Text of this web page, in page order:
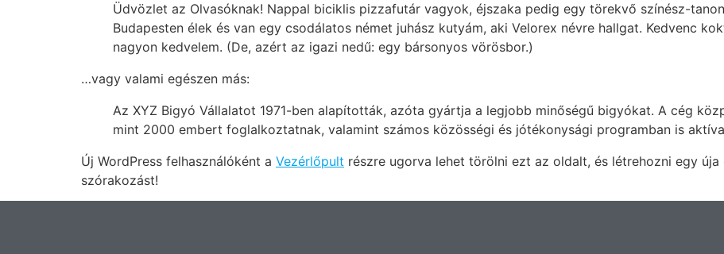
Üdvözlet az Olvasóknak! Nappal biciklis pizzafutár vagyok, éjszaka pedig egy törekvő színész-
Budapesten élek és van egy csodálatos német juhász kutyám, aki Velorex névre hallgat. Kedvenc
nagyon kedvelem. (De, azért az igazi nedű: egy bársonyos vörösbor.)
…vagy valami egészen más:
Az XYZ Bigyó Vállalatot 1971-ben alapították, azóta gyártja a legjobb minőségű bigyókat. A cég
mint 2000 embert foglalkoztatnak, valamint számos közösségi és jótékonysági programban is
Új WordPress felhasználóként a Vezérlőpult részre ugorva lehet törölni ezt az oldalt, és létrehozni egy
szórakozást!